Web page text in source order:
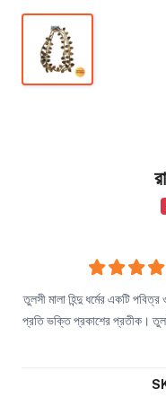
তুলসী মালা হিন্দু ধর্মের একটি
প্রতি ভক্তি প্রকাশের প্রতীক।